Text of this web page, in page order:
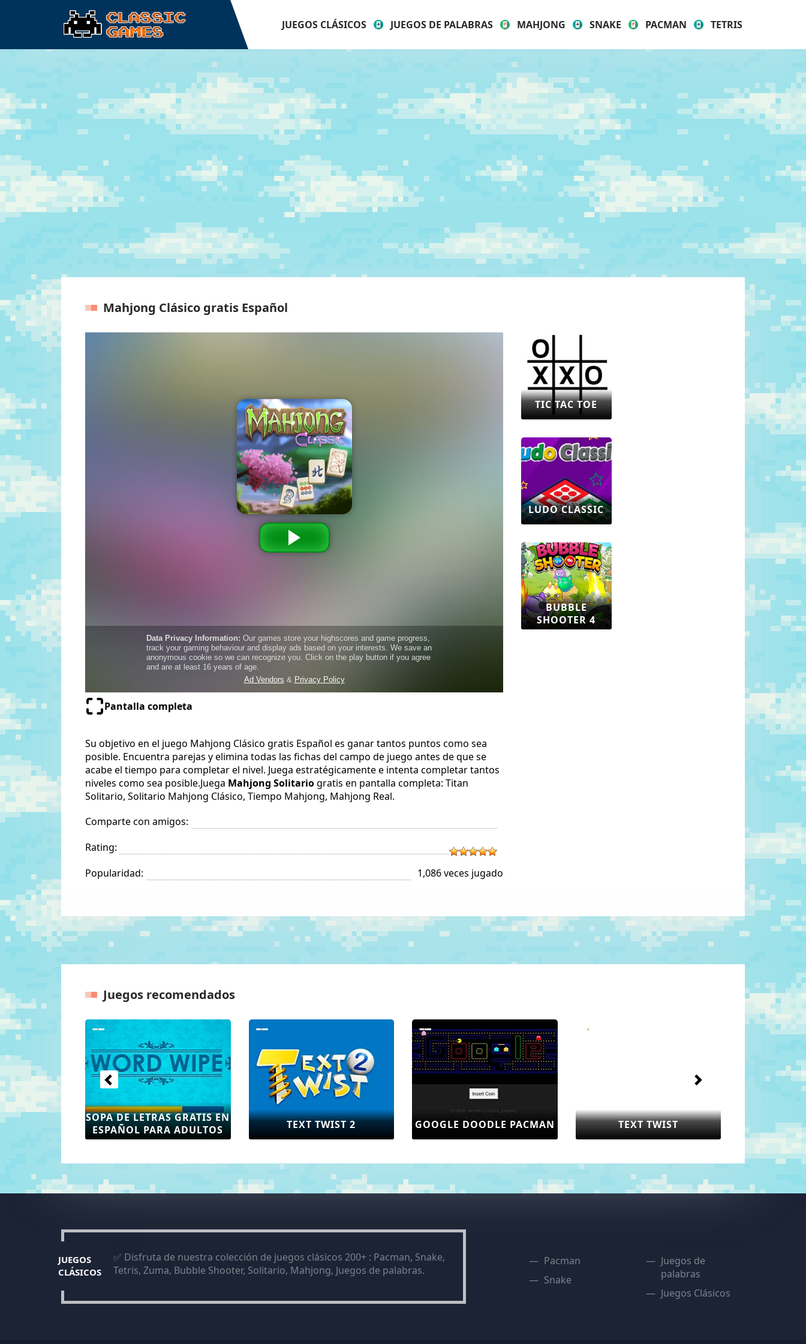
JUEGOS CLÁSICOS JUEGOS DE PALABRAS MAHJONG SNAKE PACMAN TETRIS
Mahjong Clásico gratis Español
Pantalla completa
Su objetivo en el juego Mahjong Clásico gratis Español es ganar tantos puntos como sea
posible. Encuentra parejas y elimina todas las fichas del campo de juego antes de que se
acabe el tiempo para completar el nivel. Juega estratégicamente e intenta completar tantos
niveles como sea posible.Juega Mahjong Solitariogratis en pantalla completa: Titan
Solitario, Solitario Mahjong Clásico, Tiempo Mahjong, Mahjong Real.
Comparte con amigos:
Rating:
Popularidad:
1,086 veces jugado
TIC TAC TOE
LUDO CLASSIC
BUBBLE
SHOOTER 4
Juegos recomendados
SOPA DE LETRAS GRATIS EN
ESPAÑOL PARA ADULTOS
TEXT TWIST 2 GOOGLE DOODLE PACMAN TEXT TWIST
JUEGOS
CLÁSICOS
✅ Disfruta de nuestra colección de juegos clásicos 200+ : Pacman, Snake,
Tetris, Zuma, Bubble Shooter, Solitario, Mahjong, Juegos de palabras.
Pacman
Snake
Juegos de
palabras
Juegos Clásicos